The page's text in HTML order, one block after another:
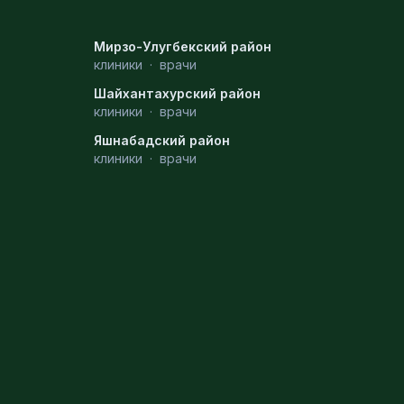
Мирзо-Улугбекский район
клиники · врачи
Шайхантахурский район
клиники · врачи
Яшнабадский район
клиники · врачи